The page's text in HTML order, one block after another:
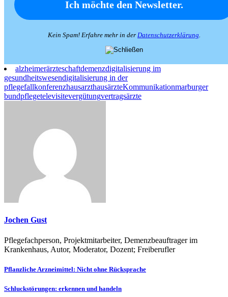
Kein Spam! Erfahre mehr in der Datenschutzerklärung.
alzheimerärzteschaftdemenzdigitalisierung im
gesundheitswesendigitalisierung in der
pflegefallkonferenzhausarzthausärzteKommunikationmarburger
bundpflegetelevisitevergütungvertragsärzte
Jochen Gust
Pflegefachperson, Projektmitarbeiter, Demenzbeauftrager im
Krankenhaus, Autor, Moderator, Dozent; Freiberufler
Beitragsnavigation
Pflanzliche Arzneimittel: Nicht ohne Rücksprache
Schluckstörungen: erkennen und handeln